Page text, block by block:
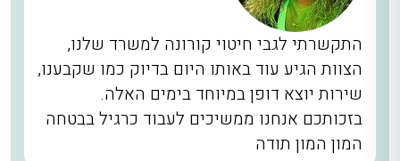
התקשרתי לגבי חיטוי קורונה למשרד שלנו,
הצוות הגיע עוד באותו היום בדיוק כמו שקבענו,
שירות יוצא דופן במיוחד בימים האלה.
בזכותכם אנחנו ממשיכים לעבוד כרגיל בבטחה
המון המון תודה